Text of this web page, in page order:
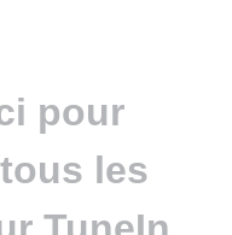
pour
les